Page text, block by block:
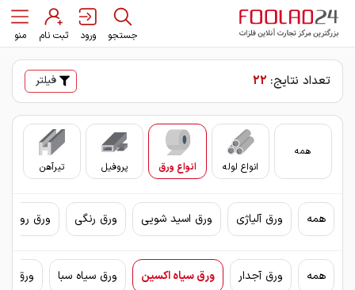
جستجو ورود ثبت نام منو
تعداد نتایج: 22 فیلتر
همه
انواع لوله
انواع ورق پروفیل تیرآهن
همه ورق آلیاژی ورق اسید شویی ورق رنگی ورق
همه ورق آجدار ورق سیاه اکسین ورق سیاه سبا ورق